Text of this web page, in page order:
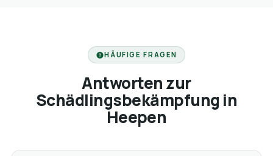
HÄUFIGE FRAGEN
Antworten zur
Schädlingsbekämpfung in
Heepen